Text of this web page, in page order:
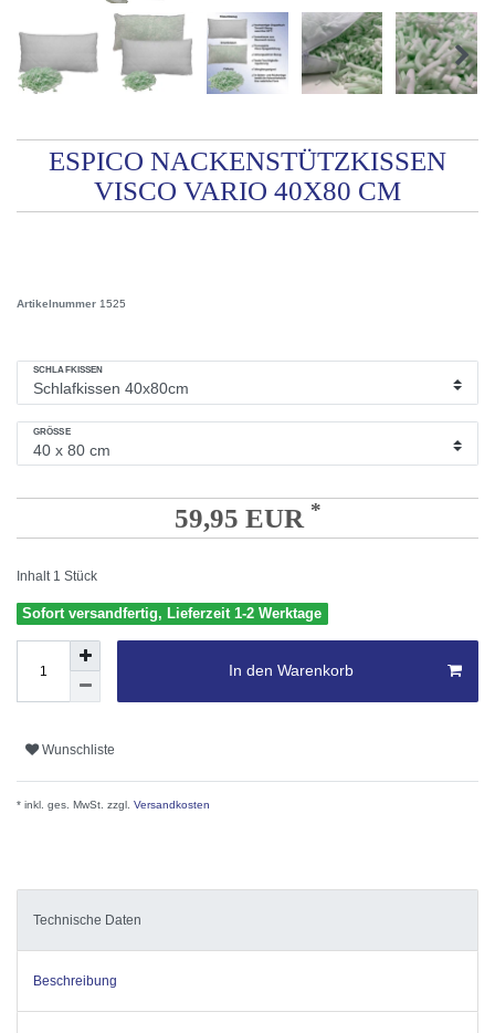
ESPICO NACKENSTÜTZKISSEN
VISCO VARIO 40X80 CM
Artikelnummer 1525
SCHLAFKISSEN
GRÖSSE
59,95 EUR *
Inhalt 1 Stück
Sofort versandfertig, Lieferzeit 1-2 Werktage
In den Warenkorb
Wunschliste
* inkl. ges. MwSt. zzgl. Versandkosten
Technische Daten
Beschreibung